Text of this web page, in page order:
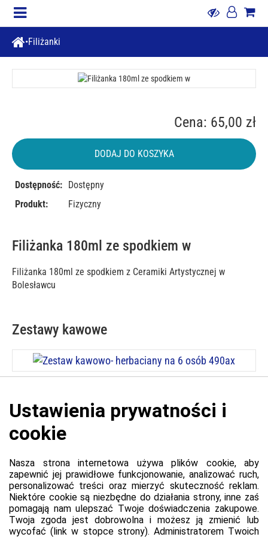
Filiżanki
Filiżanka 180ml ze spodkiem w
Filiżanka 180ml ze spodkiem z Ceramiki Artystycznej w
Bolesławcu
Cena: 65,00 zł
DODAJ DO KOSZYKA
Dostępność: Dostępny
Produkt:
Fizyczny
Zestawy kawowe
Zestaw kawowo- herbaciany na 6 osób 490ax
Informacje o platformie
Regulamin dla kupujących
Polityka prywatności platformy
Zgłoś błąd lub naruszenie